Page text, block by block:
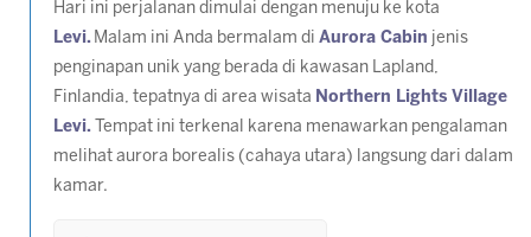
Hari ini perjalanan dimulai dengan menuju ke kota
Levi. Malam ini Anda bermalam di Aurora Cabin jenis
penginapan unik yang berada di kawasan Lapland,
Finlandia, tepatnya di area wisata Northern Lights Village
Levi. Tempat ini terkenal karena menawarkan pengalaman
melihat aurora borealis (cahaya utara) langsung dari dalam
kamar.